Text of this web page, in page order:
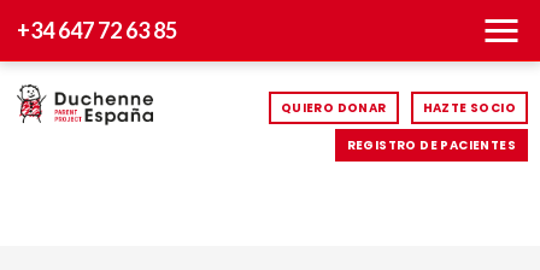
+34 647 72 63 85
QUIERO DONAR HAZTE SOCIO
REGISTRO DE PACIENTES